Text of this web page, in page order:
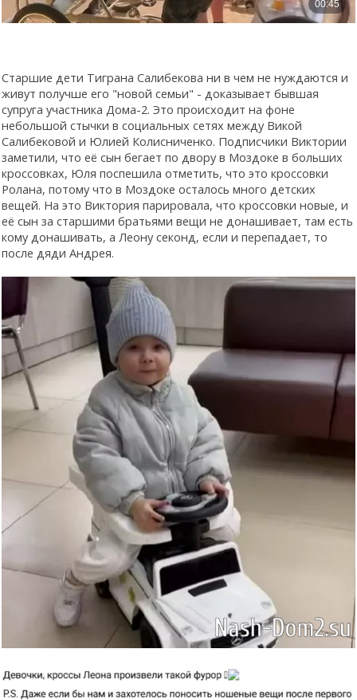
Старшие дети Тиграна Салибекова ни в чем не нуждаются и
живут получше его "новой семьи" - доказывает бывшая
супруга участника Дома-2. Это происходит на фоне
небольшой стычки в социальных сетях между Викой
Салибековой и Юлией Колисниченко. Подписчики Виктории
заметили, что её сын бегает по двору в Моздоке в больших
кроссовках, Юля поспешила отметить, что это кроссовки
Ролана, потому что в Моздоке осталось много детских
вещей. На это Виктория парировала, что кроссовки новые, и
её сын за старшими братьями вещи не донашивает, там есть
кому донашивать, а Леону секонд, если и перепадает, то
после дяди Андрея.